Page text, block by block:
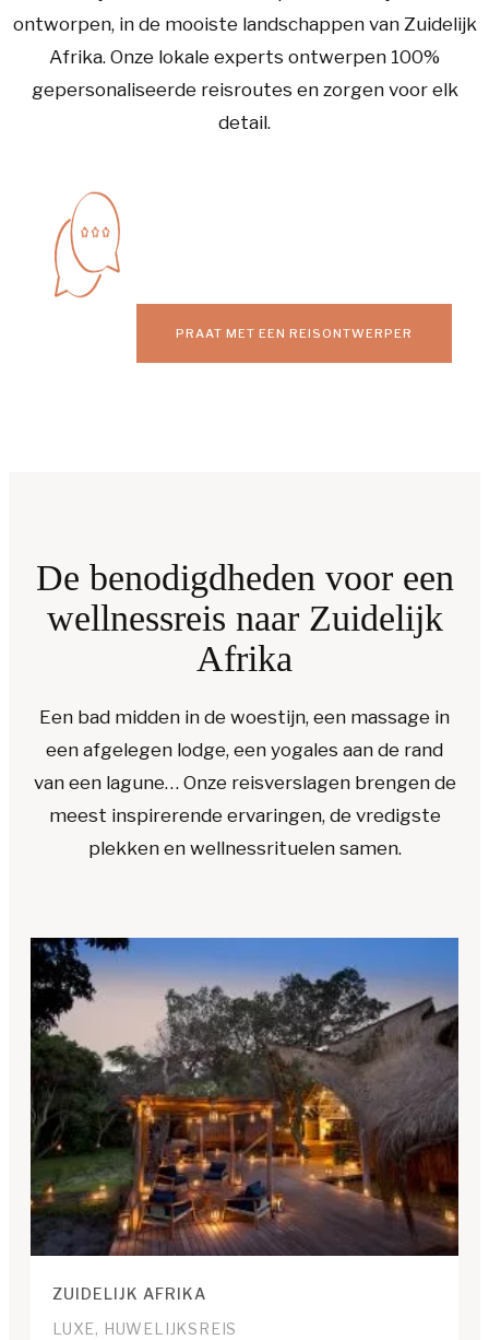
ontworpen, in de mooiste landschappen van Zuidelijk
Afrika. Onze lokale experts ontwerpen 100%
gepersonaliseerde reisroutes en zorgen voor elk
detail.
PRAAT MET EEN REISONTWERPER
De benodigdheden voor een
wellnessreis naar Zuidelijk
Afrika
Een bad midden in de woestijn, een massage in
een afgelegen lodge, een yogales aan de rand
van een lagune… Onze reisverslagen brengen de
meest inspirerende ervaringen, de vredigste
plekken en wellnessrituelen samen.
ZUIDELIJK AFRIKA
LUXE, HUWELIJKSREIS